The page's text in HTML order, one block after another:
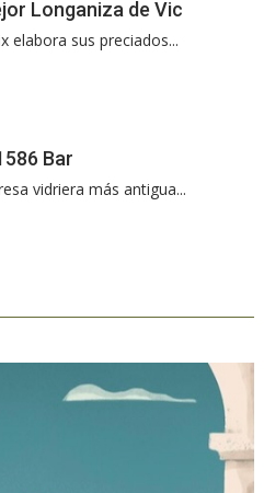
Longaniza de Vic
elabora sus preciados...
Bar
vidriera más antigua...